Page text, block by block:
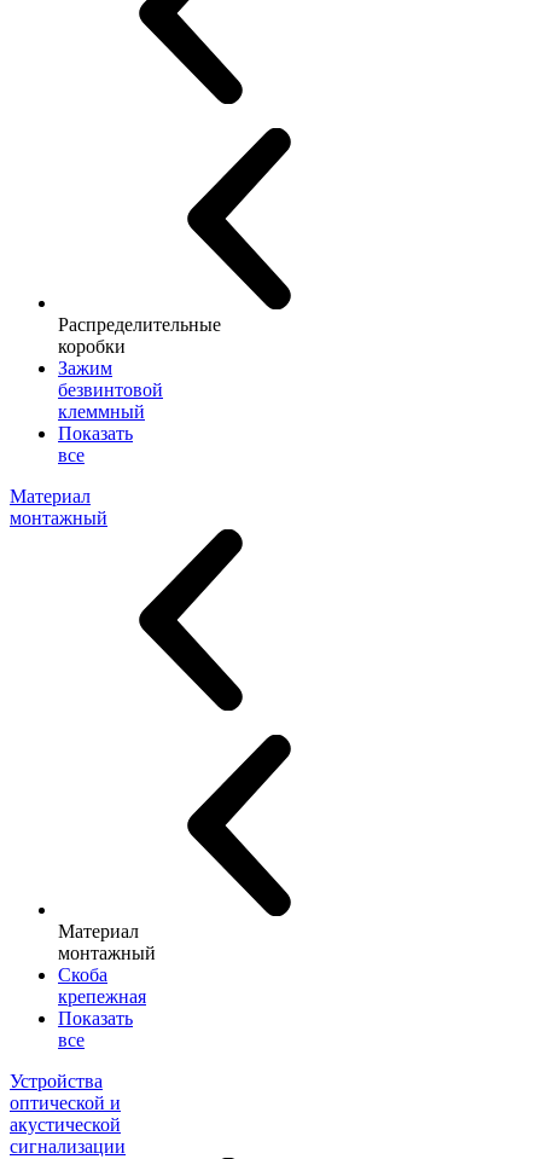
Распределительные
коробки
Зажим
безвинтовой
клеммный
Показать
все
Материал
монтажный
Материал
монтажный
Скоба
крепежная
Показать
все
Устройства
оптической и
акустической
сигнализации